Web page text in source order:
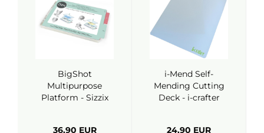
BigShot
Multipurpose
Platform - Sizzix
36,90 EUR
i-Mend Self-
Mending Cutting
Deck - i-crafter
24,90 EUR